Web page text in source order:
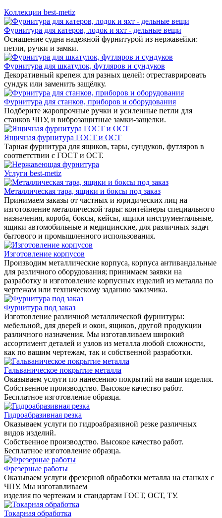
Коллекции best-metiz
Фурнитура для катеров, лодок и яхт - дельные вещи
Оснащение судна надежной фурнитурой из нержавейки:
петли, ручки и замки.
Фурнитура для шкатулок, футляров и сундуков
Декоративный крепеж для разных целей: отреставрировать
сундук или заменить защёлку.
Фурнитура для станков, приборов и оборудования
Подберите жаропрочные ручки и усиленные петли для
станков ЧПУ, и виброзащитные замки-защелки.
Ящичная фурнитура ГОСТ и ОСТ
Тарная фурнитура для ящиков, тары, сундуков, футляров в
соответствии с ГОСТ и ОСТ.
Услуги best-metiz
Металлическая тара, ящики и боксы под заказ
Принимаем заказы от частных и юридических лиц на
изготовление металлической тары: контейнеры специального
назначения, короба, боксы, кейсы, ящики инструментальные,
ящики автомобильные и медицинские, для различных задач
бытового и промышленного использования.
Изготовление корпусов
Производим металлические корпуса, корпуса антивандальные
для различного оборудования; принимаем заявки на
разработку и изготовление корпусных изделий из металла по
чертежам или техническому заданию заказчика.
Фурнитура под заказ
Изготовление различной металлической фурнитуры:
мебельной, для дверей и окон, ящиков, другой продукции
различного назначения. Мы изготавливаем широкий
ассортимент деталей и узлов из металла любой сложности,
как по вашим чертежам, так и собственной разработки.
Гальваническое покрытие металла
Оказываем услуги по нанесению покрытий на ваши изделия.
Собственное производство. Высокое качество работ.
Бесплатное изготовление образца.
Гидроабразивная резка
Оказываем услуги по гидроабразивной резке различных
видов изделий.
Собственное производство. Высокое качество работ.
Бесплатное изготовление образца.
Фрезерные работы
Оказываем услуги фрезерной обработки металла на станках с
ЧПУ. Мы изготавливаем
изделия по чертежам и стандартам ГОСТ, ОСТ, ТУ.
Токарная обработка